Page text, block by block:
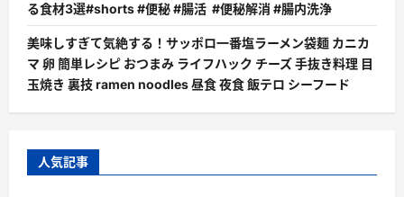
る食材3選#shorts #便秘 #腸活 #便秘解消 #腸内洗浄
美味しすぎて気絶する！サッポロ一番塩ラーメン袋麺 カニカ
マ 卵 簡単レシピ おつまみ ライフハック チーズ 手抜き料理 目
玉焼き 裏技 ramen noodles 昼食 夜食 飯テロ シーフード
人気記事